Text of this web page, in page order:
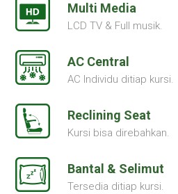
Multi Media
LCD TV & Full musik.
AC Central
AC Individu ditiap kursi.
Reclining Seat
Kursi bisa direbahkan.
Bantal & Selimut
Tersedia ditiap kursi.